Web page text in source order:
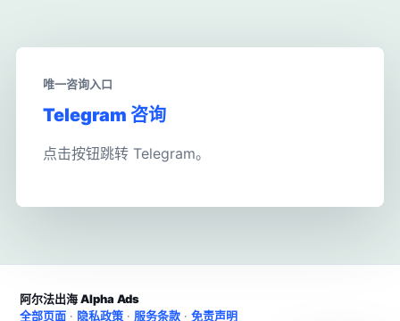
唯一咨询入口
Telegram 咨询
点击按钮跳转 Telegram。
阿尔法出海 Alpha Ads
全部页面 · 隐私政策 · 服务条款 ·免责声明